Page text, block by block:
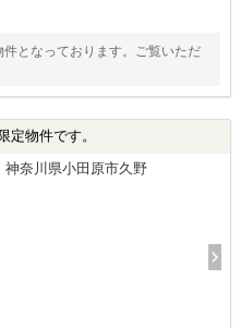
となっております。ご覧いただ
定物件です。
神奈川県小田原市久野